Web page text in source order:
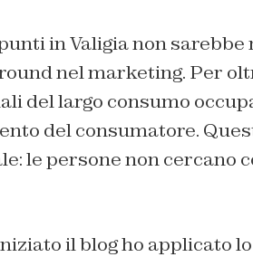
in Valigia non sarebbe
nel marketing. Per
del largo consumo
del consumatore.
le persone non cercano
il blog ho applicato